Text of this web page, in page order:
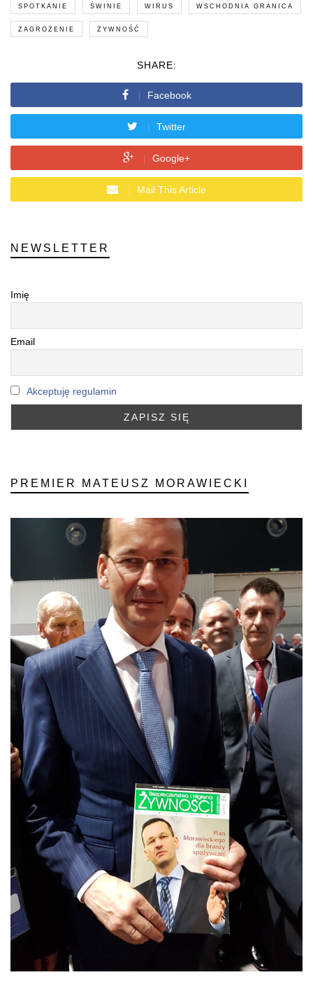
SPOTKANIE ŚWINIE WIRUS WSCHODNIA GRANICA
ZAGROŻENIE ŻYWNOŚĆ
SHARE:
Facebook
Twitter
Google+
Mail This Article
NEWSLETTER
Imię
Email
Akceptuję regulamin
PREMIER MATEUSZ MORAWIECKI